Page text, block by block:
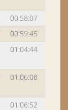
00:58:07
00:59:45
01:04:44
01:06:08
01:06:52